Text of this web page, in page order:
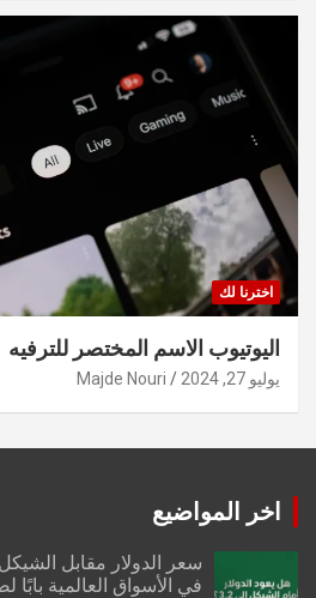
اخترنا لك
اليوتيوب الاسم المختصر للترفيه
يوليو 27, 2024 Majde Nouri
اخر المواضيع
سعر الدولار مقابل
في الأسواق العالمية بابًا